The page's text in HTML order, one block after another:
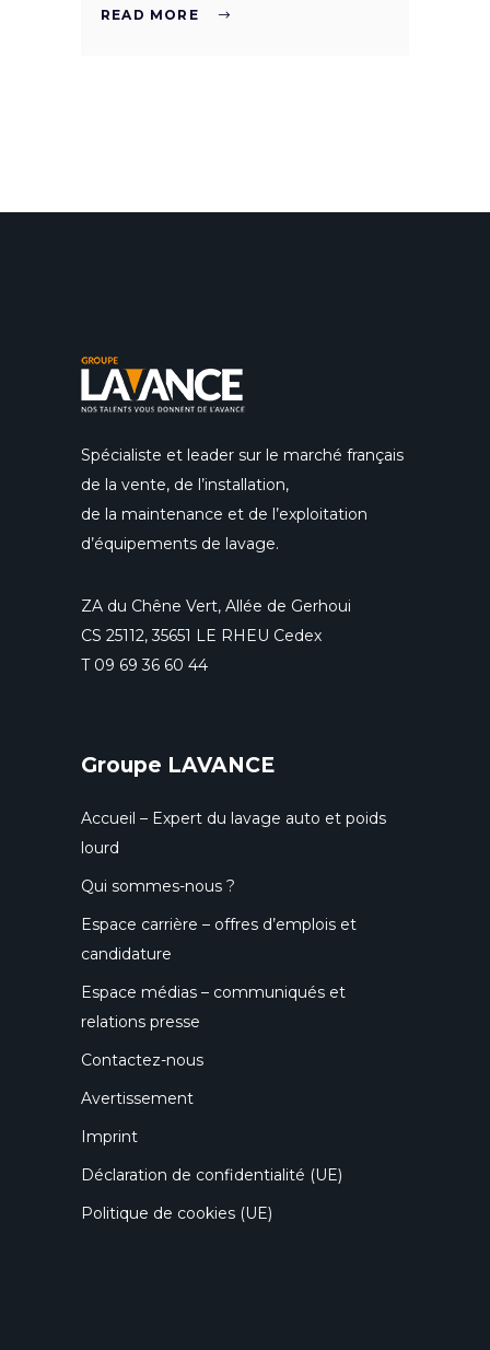
READ MORE
Spécialiste et leader sur le marché français
de la vente, de l’installation,
de la maintenance et de l’exploitation
d’équipements de lavage.
ZA du Chêne Vert, Allée de Gerhoui
CS 25112, 35651 LE RHEU Cedex
T 09 69 36 60 44
Groupe LAVANCE
Accueil – Expert du lavage auto et poids
lourd
Qui sommes-nous ?
Espace carrière – offres d’emplois et
candidature
Espace médias – communiqués et
relations presse
Contactez-nous
Avertissement
Imprint
Déclaration de confidentialité (UE)
Politique de cookies (UE)